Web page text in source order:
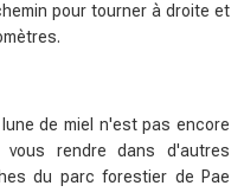
pour tourner à droite et
de miel n'est pas encore
rendre dans d'autres
du parc forestier de Pae